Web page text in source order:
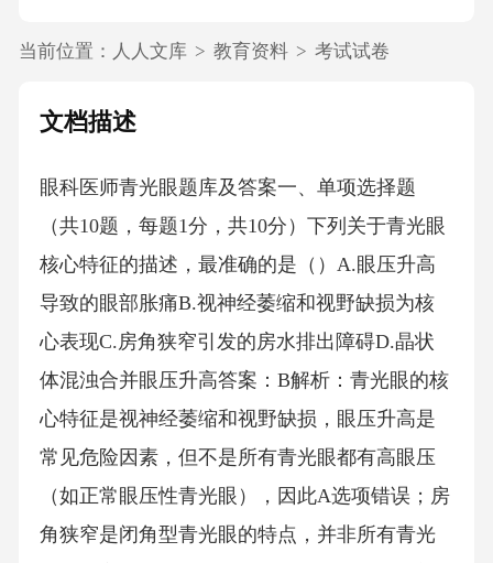
当前位置： 人人文库 > 教育资料 > 考试试卷
文档描述
眼科医师青光眼题库及答案一、单项选择题
（共10题，每题1分，共10分）下列关于青光眼
核心特征的描述，最准确的是（）A.眼压升高
导致的眼部胀痛B.视神经萎缩和视野缺损为核
心表现C.房角狭窄引发的房水排出障碍D.晶状
体混浊合并眼压升高答案：B解析：青光眼的核
心特征是视神经萎缩和视野缺损，眼压升高是
常见危险因素，但不是所有青光眼都有高眼压
（如正常眼压性青光眼），因此A选项错误；房
角狭窄是闭角型青光眼的特点，并非所有青光